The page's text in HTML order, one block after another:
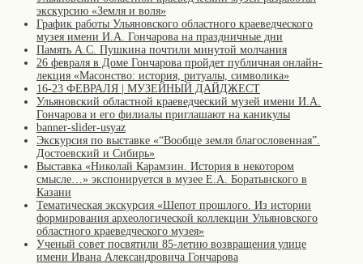
экскурсию «Земля и воля»
График работы Ульяновского областного краеведческого
музея имени И.А. Гончарова на праздничные дни
Память А.С. Пушкина почтили минутой молчания
26 февраля в Доме Гончарова пройдет публичная онлайн-
лекция «Масонство: история, ритуалы, символика»
16-23 ФЕВРАЛЯ | МУЗЕЙНЫЙ ДАЙДЖЕСТ
Ульяновский областной краеведческий музей имени И.А.
Гончарова и его филиалы приглашают на каникулы
banner-slider-usyaz
Экскурсия по выставке «“Вообще земля благословенная”.
Достоевский и Сибирь»
Выставка «Николай Карамзин. История в некотором
смысле…» экспонируется в музее Е.А. Боратынского в
Казани
Тематическая экскурсия «Шепот прошлого. Из истории
формирования археологической коллекции Ульяновского
областного краеведческого музея»
Ученый совет посвятили 85-летию возвращения улице
имени Ивана Александровича Гончарова